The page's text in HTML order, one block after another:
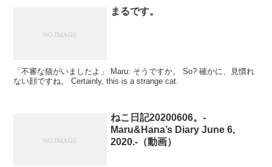
まるです。
「不審な猫がいましたよ」 Maru: そうですか。 So? 確かに、見慣れ
ない顔ですね。 Certainly, this is a strange cat.
ねこ日記20200606。-
Maru&Hana’s Diary June 6,
2020.-（動画）